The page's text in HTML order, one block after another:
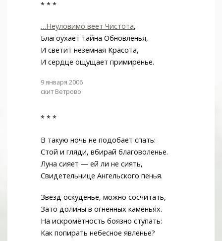
* * *
…Неуловимо веет Чистота,
Благоухает тайна Обновленья,
И светит неземная Красота,
И сердце ощущает примиренье.
9 января 2006
скит Ветрово
* * *
В такую ночь не подобает спать:
Стой и гляди, вбирай благоволенье.
Луна сияет — ей ли не сиять,
Свидетельнице Ангельского пенья.
Звёзд оскуденье, можно сосчитать,
Зато долины в огненных каменьях.
На искромётность боязно ступать:
Как попирать небесное явленье?